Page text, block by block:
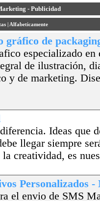
- Publicidad
| Alfabeticamente
gráfico de
especializado
de ilustración,
y de marketing.
Ideas que
llegar siempre
creatividad, es
Personalizados
el envio de SMS